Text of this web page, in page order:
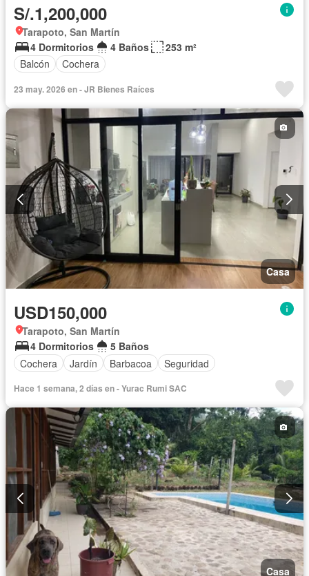
S/.1,200,000
Tarapoto, San Martín
4 Dormitorios
4 Baños
253 m²
Balcón
Cochera
23 may. 2026 en - JR Bienes Raíces
Casa
USD150,000
Tarapoto, San Martín
4 Dormitorios
5 Baños
Cochera
Jardín Barbacoa Seguridad
Hace 1 semana, 2 días en - Yurac Rumi SAC
Casa